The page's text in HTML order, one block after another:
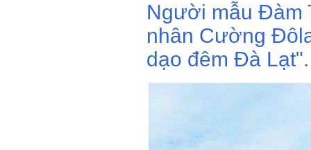
Người mẫu Đàm
nhân Cường
dạo đêm Đà Lạt".